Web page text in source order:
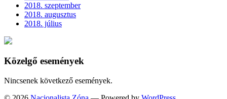
2018. szeptember
2018. augusztus
2018. július
Közelgő események
Nincsenek következő események.